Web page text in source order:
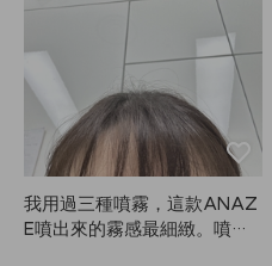
續生產！沒了它真的不行！😭
😭❤️❤️❤️
我用過三種噴霧，這款ANAZ
E噴出來的霧感最細緻。噴的